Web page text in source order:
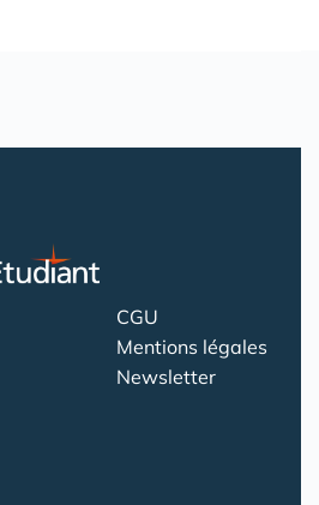
CGU
Mentions légales
Newsletter